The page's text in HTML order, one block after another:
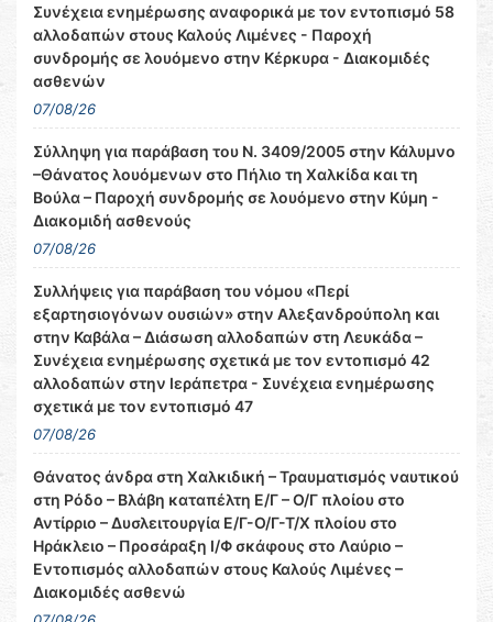
Συνέχεια ενημέρωσης αναφορικά με τον εντοπισμό 58
αλλοδαπών στους Καλούς Λιμένες - Παροχή
συνδρομής σε λουόμενο στην Κέρκυρα - Διακομιδές
ασθενών
07/08/26
Σύλληψη για παράβαση του Ν. 3409/2005 στην Κάλυμνο
–Θάνατος λουόμενων στο Πήλιο τη Χαλκίδα και τη
Βούλα – Παροχή συνδρομής σε λουόμενο στην Κύμη -
Διακομιδή ασθενούς
07/08/26
Συλλήψεις για παράβαση του νόμου «Περί
εξαρτησιογόνων ουσιών» στην Αλεξανδρούπολη και
στην Καβάλα – Διάσωση αλλοδαπών στη Λευκάδα –
Συνέχεια ενημέρωσης σχετικά με τον εντοπισμό 42
αλλοδαπών στην Ιεράπετρα - Συνέχεια ενημέρωσης
σχετικά με τον εντοπισμό 47
07/08/26
Θάνατος άνδρα στη Χαλκιδική – Τραυματισμός ναυτικού
στη Ρόδο – Βλάβη καταπέλτη Ε/Γ – Ο/Γ πλοίου στο
Αντίρριο – Δυσλειτουργία Ε/Γ-Ο/Γ-Τ/Χ πλοίου στο
Ηράκλειο – Προσάραξη Ι/Φ σκάφους στο Λαύριο –
Εντοπισμός αλλοδαπών στους Καλούς Λιμένες –
Διακομιδές ασθενώ